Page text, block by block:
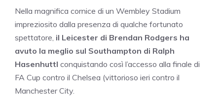
Nella magnifica cornice di un Wembley Stadium
impreziosito dalla presenza di qualche fortunato
spettatore, il Leicester di Brendan Rodgers ha
avuto la meglio sul Southampton di Ralph
Hasenhuttl conquistando così l’accesso alla finale di
FA Cup contro il Chelsea (vittorioso ieri contro il
Manchester City.